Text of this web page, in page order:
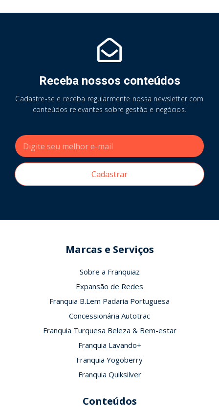
Receba nossos conteúdos
Cadastre-se e receba regularmente nossa newsletter com
conteúdos relevantes sobre gestão e negócios.
Cadastrar
Marcas e Serviços
Sobre a Franquiaz
Expansão de Redes
Franquia B.Lem Padaria Portuguesa
Concessionária Autotrac
Franquia Turquesa Beleza & Bem-estar
Franquia Lavando+
Franquia Yogoberry
Franquia Quiksilver
Conteúdos